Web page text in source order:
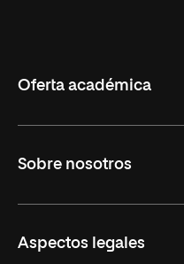
Oferta académica
Másteres Oficiales
Másteres Propios
Doctorados
Sobre nosotros
Facultades
Aspectos legales